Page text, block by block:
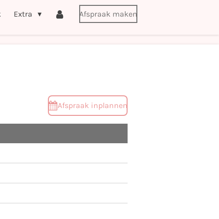
Extra Afspraak maken
Afspraak inplannen